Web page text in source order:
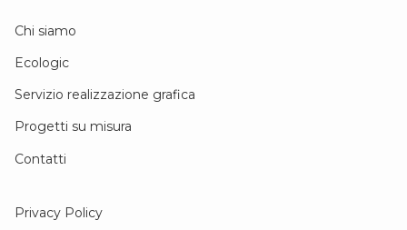
Chi siamo
Ecologic
Servizio realizzazione grafica
Progetti su misura
Contatti
Privacy Policy